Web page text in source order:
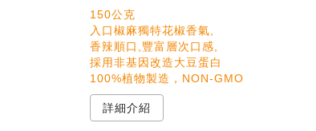
150公克
入口椒麻獨特花椒香氣,
香辣順口,豐富層次口感,
採用非基因改造大豆蛋白
100%植物製造，NON-GMO
詳細介紹